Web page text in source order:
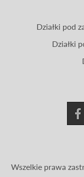
Działki pod
Działki
Wszelkie prawa